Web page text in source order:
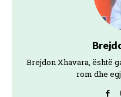
Brejdon Xhavara, është
rom dhe